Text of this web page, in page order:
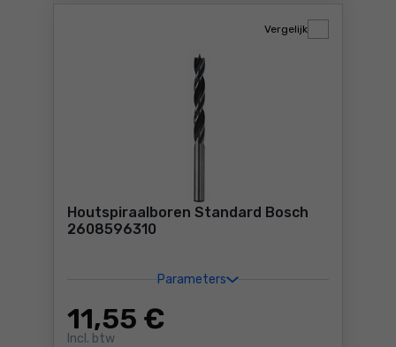
Houtspiraalboren Standard Bosch
2608596310
Parameters
11,55 €
Incl. btw
Vergelijk